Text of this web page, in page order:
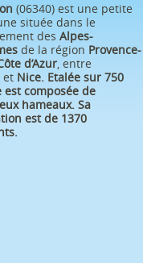
(06340) est une petite
située dans le
des Alpes-
de la région Provence-
d’Azur, entre
et Nice. Etalée sur 750
est composée de
hameaux. Sa
est de 1370